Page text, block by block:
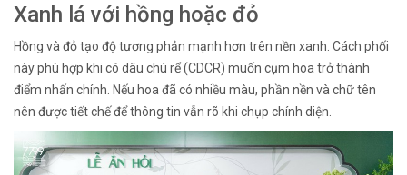
Xanh lá với hồng hoặc đỏ
Hồng và đỏ tạo độ tương phản mạnh hơn trên nền xanh. Cách phối
này phù hợp khi cô dâu chú rể (CDCR) muốn cụm hoa trở thành
điểm nhấn chính. Nếu hoa đã có nhiều màu, phần nền và chữ tên
nên được tiết chế để thông tin vẫn rõ khi chụp chính diện.